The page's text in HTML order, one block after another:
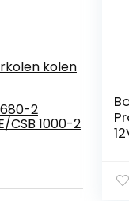
kolen
2
CSB 1000-2